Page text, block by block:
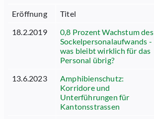
Eröffnung Titel
18.2.2019
0,8 Prozent Wachstum des
Sockelpersonalaufwands -
was bleibt wirklich für das
Personal übrig?
13.6.2023
Amphibienschutz:
Korridore und
Unterführungen für
Kantonsstrassen